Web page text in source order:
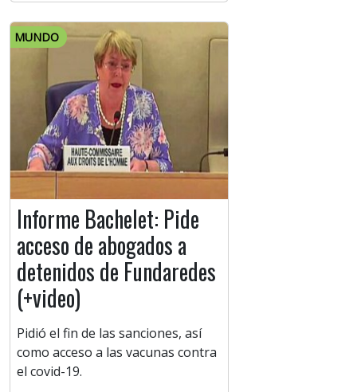
MUNDO
Informe Bachelet: Pide
acceso de abogados a
detenidos de Fundaredes
(+video)
Pidió el fin de las sanciones, así
como acceso a las vacunas contra
el covid-19.